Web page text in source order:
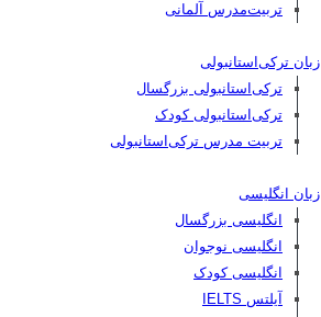
تربیت‌مدرس آلمانی
زبان ترکی‌استانبولی
ترکی‌استانبولی بزرگسال
ترکی‌استانبولی کودک
تربیت مدرس ترکی‌استانبولی
زبان انگلیسی
انگلیسی بزرگسال
انگلیسی نوجوان
انگلیسی کودک
آیلتس IELTS